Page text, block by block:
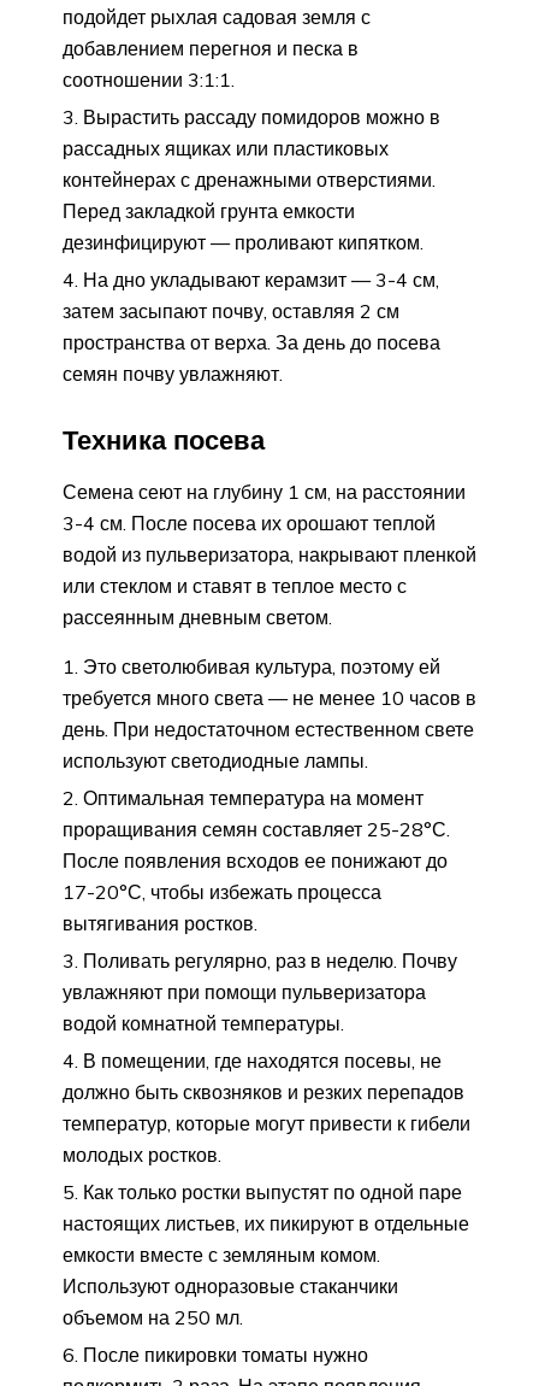
подойдет рыхлая садовая земля с
добавлением перегноя и песка в
соотношении 3:1:1.
Вырастить рассаду помидоров можно в
рассадных ящиках или пластиковых
контейнерах с дренажными отверстиями.
Перед закладкой грунта емкости
дезинфицируют — проливают кипятком.
На дно укладывают керамзит — 3-4 см,
затем засыпают почву, оставляя 2 см
пространства от верха. За день до посева
семян почву увлажняют.
Техника посева
Семена сеют на глубину 1 см, на расстоянии
3-4 см. После посева их орошают теплой
водой из пульверизатора, накрывают пленкой
или стеклом и ставят в теплое место с
рассеянным дневным светом.
Это светолюбивая культура, поэтому ей
требуется много света — не менее 10 часов в
день. При недостаточном естественном свете
используют светодиодные лампы.
Оптимальная температура на момент
проращивания семян составляет 25-28°С.
После появления всходов ее понижают до
17-20°С, чтобы избежать процесса
вытягивания ростков.
Поливать регулярно, раз в неделю. Почву
увлажняют при помощи пульверизатора
водой комнатной температуры.
В помещении, где находятся посевы, не
должно быть сквозняков и резких перепадов
температур, которые могут привести к гибели
молодых ростков.
Как только ростки выпустят по одной паре
настоящих листьев, их пикируют в отдельные
емкости вместе с земляным комом.
Используют одноразовые стаканчики
объемом на 250 мл.
После пикировки томаты нужно